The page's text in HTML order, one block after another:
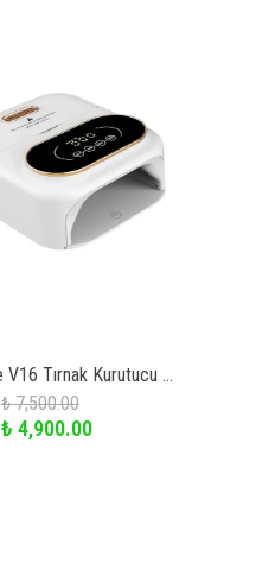
Blueque V16 Tırnak Kurutucu ve Hijyen Cihazı
₺ 7,500.00
₺ 4,900.00